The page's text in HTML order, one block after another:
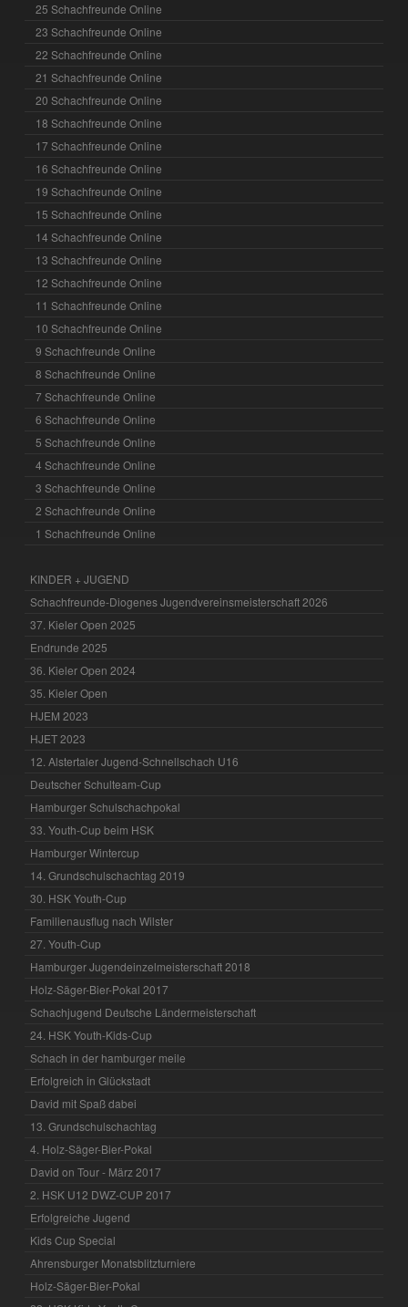
25 Schachfreunde Online
23 Schachfreunde Online
22 Schachfreunde Online
21 Schachfreunde Online
20 Schachfreunde Online
18 Schachfreunde Online
17 Schachfreunde Online
16 Schachfreunde Online
19 Schachfreunde Online
15 Schachfreunde Online
14 Schachfreunde Online
13 Schachfreunde Online
12 Schachfreunde Online
11 Schachfreunde Online
10 Schachfreunde Online
9 Schachfreunde Online
8 Schachfreunde Online
7 Schachfreunde Online
6 Schachfreunde Online
5 Schachfreunde Online
4 Schachfreunde Online
3 Schachfreunde Online
2 Schachfreunde Online
1 Schachfreunde Online
KINDER + JUGEND
Schachfreunde-Diogenes Jugendvereinsmeisterschaft 2026
37. Kieler Open 2025
Endrunde 2025
36. Kieler Open 2024
35. Kieler Open
HJEM 2023
HJET 2023
12. Alstertaler Jugend-Schnellschach U16
Deutscher Schulteam-Cup
Hamburger Schulschachpokal
33. Youth-Cup beim HSK
Hamburger Wintercup
14. Grundschulschachtag 2019
30. HSK Youth-Cup
Familienausflug nach Wilster
27. Youth-Cup
Hamburger Jugendeinzelmeisterschaft 2018
Holz-Säger-Bier-Pokal 2017
Schachjugend Deutsche Ländermeisterschaft
24. HSK Youth-Kids-Cup
Schach in der hamburger meile
Erfolgreich in Glückstadt
David mit Spaß dabei
13. Grundschulschachtag
4. Holz-Säger-Bier-Pokal
David on Tour - März 2017
2. HSK U12 DWZ-CUP 2017
Erfolgreiche Jugend
Kids Cup Special
Ahrensburger Monatsblitzturniere
Holz-Säger-Bier-Pokal